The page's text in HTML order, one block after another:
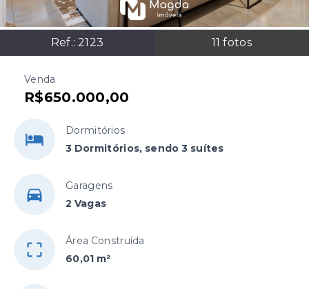
Ref.: 2123 11 fotos
Venda
R$650.000,00
Dormitórios
3 Dormitórios, sendo 3 suítes
Garagens
2 Vagas
Área Construída
60,01 m²